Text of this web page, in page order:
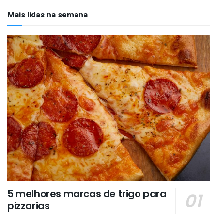
Mais lidas na semana
5 melhores marcas de trigo para
pizzarias